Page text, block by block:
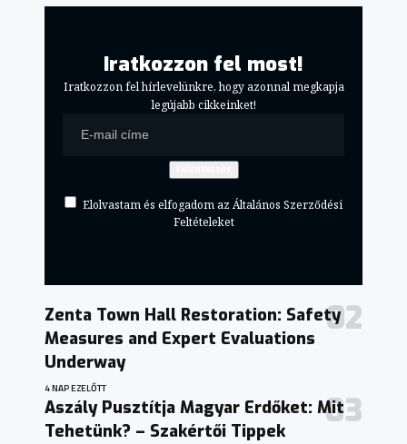
Iratkozzon fel most!
Iratkozzon fel hírlevelünkre, hogy azonnal megkapja
legújabb cikkeinket!
Elolvastam és elfogadom az Általános Szerződési
Feltételeket
Zenta Town Hall Restoration: Safety
Measures and Expert Evaluations
Underway
4 NAP EZELŐTT
Aszály Pusztítja Magyar Erdőket: Mit
Tehetünk? – Szakértői Tippek